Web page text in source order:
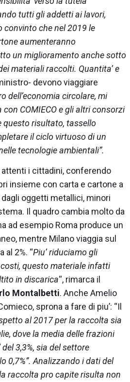
tutti gli addetti ai lavori,
convinto che nel 2019 le
aumenteranno
un miglioramento anche sotto
materiali raccolti. Quantita’ e
devono viaggiare
dell’economia circolare, mi
con COMIECOe gli altri consorzi
questo risultato, tassello
il ciclo virtuoso di un
tecnologie ambientali”.
attenti i cittadini, conferendo
insieme con carta e cartone a
oggetti metallici, minori
Il quadro cambia molto da
ad esempio Roma produce un
mentre Milano viaggia sul
al 2%. “Piu’ riduciamo gli
questo materiale infatti
in discarica“, rimarca il
Montalbetti. Anche Amelio
, sprona a fare di piu’: “Il
al 2017 per la raccolta sia
dove la media delle frazioni
3,3%, sia del settore
0,7%”. Analizzando i dati del
raccolta pro capite risulta non